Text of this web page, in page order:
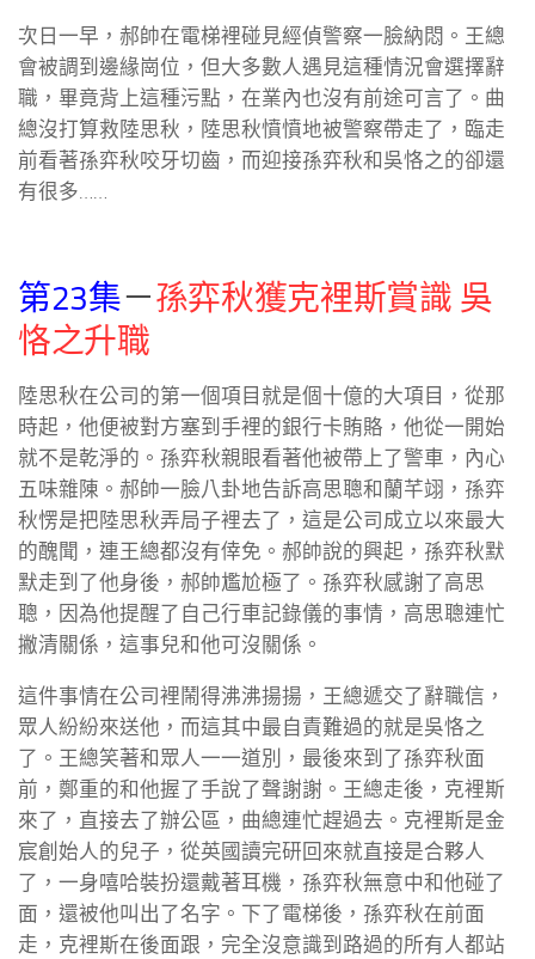
次日一早，郝帥在電梯裡碰見經偵警察一臉納悶。王總
會被調到邊緣崗位，但大多數人遇見這種情況會選擇辭
職，畢竟背上這種污點，在業內也沒有前途可言了。曲
總沒打算救陸思秋，陸思秋憤憤地被警察帶走了，臨走
前看著孫弈秋咬牙切齒，而迎接孫弈秋和吳恪之的卻還
有很多……
第23集－孫弈秋獲克裡斯賞識 吳
恪之升職
陸思秋在公司的第一個項目就是個十億的大項目，從那
時起，他便被對方塞到手裡的銀行卡賄賂，他從一開始
就不是乾淨的。孫弈秋親眼看著他被帶上了警車，內心
五味雜陳。郝帥一臉八卦地告訴高思聰和蘭芊翊，孫弈
秋愣是把陸思秋弄局子裡去了，這是公司成立以來最大
的醜聞，連王總都沒有倖免。郝帥說的興起，孫弈秋默
默走到了他身後，郝帥尷尬極了。孫弈秋感謝了高思
聰，因為他提醒了自己行車記錄儀的事情，高思聰連忙
撇清關係，這事兒和他可沒關係。
這件事情在公司裡鬧得沸沸揚揚，王總遞交了辭職信，
眾人紛紛來送他，而這其中最自責難過的就是吳恪之
了。王總笑著和眾人一一道別，最後來到了孫弈秋面
前，鄭重的和他握了手說了聲謝謝。王總走後，克裡斯
來了，直接去了辦公區，曲總連忙趕過去。克裡斯是金
宸創始人的兒子，從英國讀完研回來就直接是合夥人
了，一身嘻哈裝扮還戴著耳機，孫弈秋無意中和他碰了
面，還被他叫出了名字。下了電梯後，孫弈秋在前面
走，克裡斯在後面跟，完全沒意識到路過的所有人都站